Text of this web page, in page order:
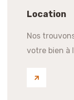
Location
Nos
votre bien à